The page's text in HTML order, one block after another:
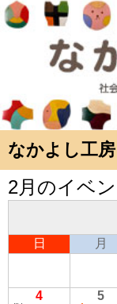
なかよし工房
2月のイベン
日 月
4 5